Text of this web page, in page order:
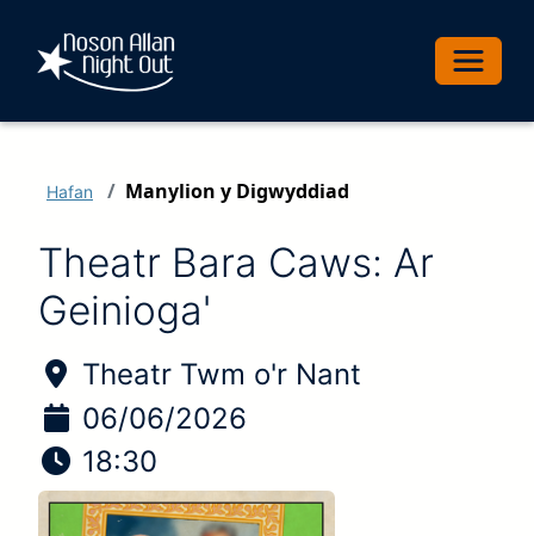
Hafan Manylion y Digwyddiad
Theatr Bara Caws: Ar
Geinioga'
Lleoliad y digwyddiad:
Theatr Twm o'r Nant
Dyddiad y digwyddiad
06/06/2026
Amser y digwyddiad
18:30